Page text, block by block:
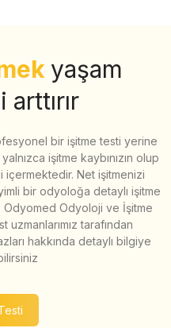
yaşam
bir işitme testi yerine
işitme kaybınızın olup
içermektedir. Net işitmenizi
bir odyoloğa detaylı işitme
Odyomed Odyoloji ve İşitme
uzmanlarımız tarafından
hakkında detaylı bilgiye